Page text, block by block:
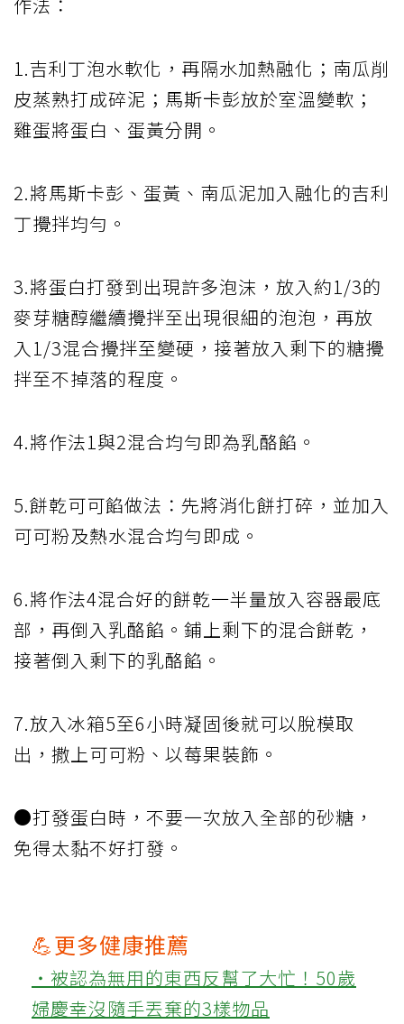
1.吉利丁泡水軟化，再隔水加熱融化；南瓜削
皮蒸熟打成碎泥；馬斯卡彭放於室溫變軟；
雞蛋將蛋白、蛋黃分開。
2.將馬斯卡彭、蛋黃、南瓜泥加入融化的吉利
丁攪拌均勻。
3.將蛋白打發到出現許多泡沫，放入約1/3的
麥芽糖醇繼續攪拌至出現很細的泡泡，再放
入1/3混合攪拌至變硬，接著放入剩下的糖攪
拌至不掉落的程度。
4.將作法1與2混合均勻即為乳酪餡。
5.餅乾可可餡做法：先將消化餅打碎，並加入
可可粉及熱水混合均勻即成。
6.將作法4混合好的餅乾一半量放入容器最底
部，再倒入乳酪餡。鋪上剩下的混合餅乾，
接著倒入剩下的乳酪餡。
7.放入冰箱5至6小時凝固後就可以脫模取
出，撒上可可粉、以莓果裝飾。
●打發蛋白時，不要一次放入全部的砂糖，
免得太黏不好打發。
💪更多健康推薦
‧被認為無用的東西反幫了大忙！50歲
婦慶幸沒隨手丟棄的3樣物品